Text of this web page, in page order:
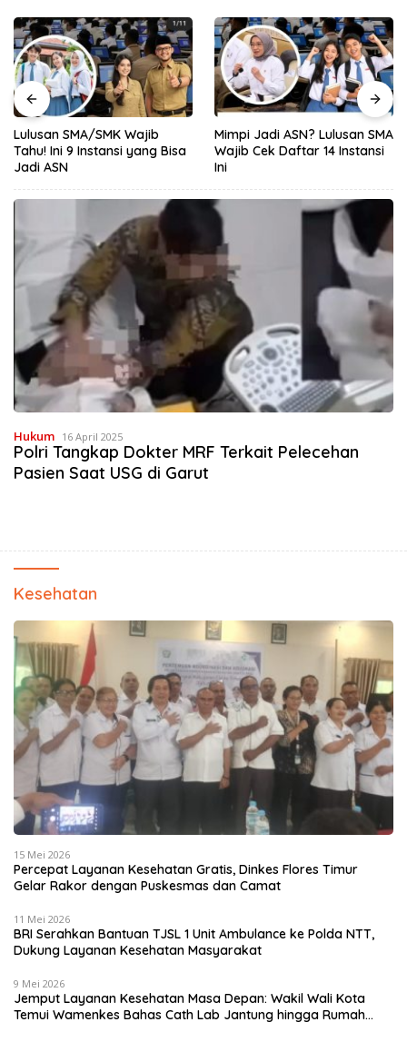
Lulusan SMA/SMK Wajib
Tahu! Ini 9 Instansi yang Bisa
Jadi ASN
Mimpi Jadi ASN? Lulusan SMA
Wajib Cek Daftar 14 Instansi
Ini
Hukum 16 April 2025
Polri Tangkap Dokter MRF Terkait Pelecehan
Pasien Saat USG di Garut
Kesehatan
15 Mei 2026
Percepat Layanan Kesehatan Gratis, Dinkes Flores Timur
Gelar Rakor dengan Puskesmas dan Camat
11 Mei 2026
BRI Serahkan Bantuan TJSL 1 Unit Ambulance ke Polda NTT,
Dukung Layanan Kesehatan Masyarakat
9 Mei 2026
Jemput Layanan Kesehatan Masa Depan: Wakil Wali Kota
Temui Wamenkes Bahas Cath Lab Jantung hingga Rumah